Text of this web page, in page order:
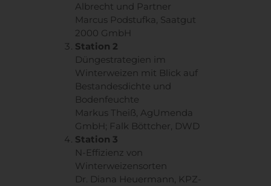
Albrecht und Partner
Marcus Podstufka, Saatgut
2000 GmbH
Station 2
Düngestrategien im
Winterweizen mit Blick auf
Bestandesdichte und
Bodenfeuchte
Markus Theiß, AgUmenda
GmbH; Falk Böttcher, DWD
Station 3
N-Effizienz von
Winterweizensorten
Dr. Diana Heuermann, KPZ-